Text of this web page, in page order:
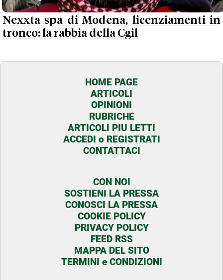
Nexxta spa di Modena, licenziamenti in
tronco: la rabbia della Cgil
HOME PAGE
ARTICOLI
OPINIONI
RUBRICHE
ARTICOLI PIU LETTI
ACCEDI o REGISTRATI
CONTATTACI
CON NOI
SOSTIENI LA PRESSA
CONOSCI LA PRESSA
COOKIE POLICY
PRIVACY POLICY
FEED RSS
MAPPA DEL SITO
TERMINI e CONDIZIONI